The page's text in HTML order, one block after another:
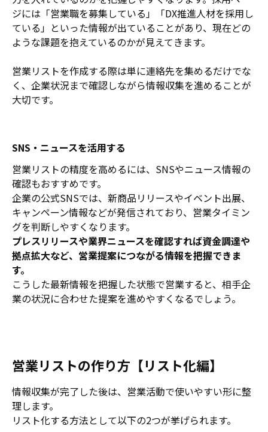
ジには「営業職を募集している」「DX推進人材を採用し
ている」といった情報が出ていることがあり、現在どの
ような課題を抱えているのかが見えてきます。
営業リストを作成する際は単に連絡先を集めるだけでな
く、企業状況まで確認しながら情報収集を進めることが
大切です。
SNS・ニュースを活用する
営業リストの精度を高めるには、SNSやニュース情報の
確認もおすすめです。
企業の公式SNSでは、新商品リリースやイベント出展、
キャンペーン情報などが発信されており、営業タイミン
グを判断しやすくなります。
プレスリリースや業界ニュースを確認すれば資金調達や
拠点拡大など、営業提案につながる情報を把握できま
す。
こうした最新情報を把握した状態で営業すると、相手企
業の状況に合わせた提案を進めやすくなるでしょう。
営業リストの作り方【リスト化編】
情報収集が完了した後は、営業活動で使いやすい形に整
理します。
リスト化する方法として以下の2つが挙げられます。